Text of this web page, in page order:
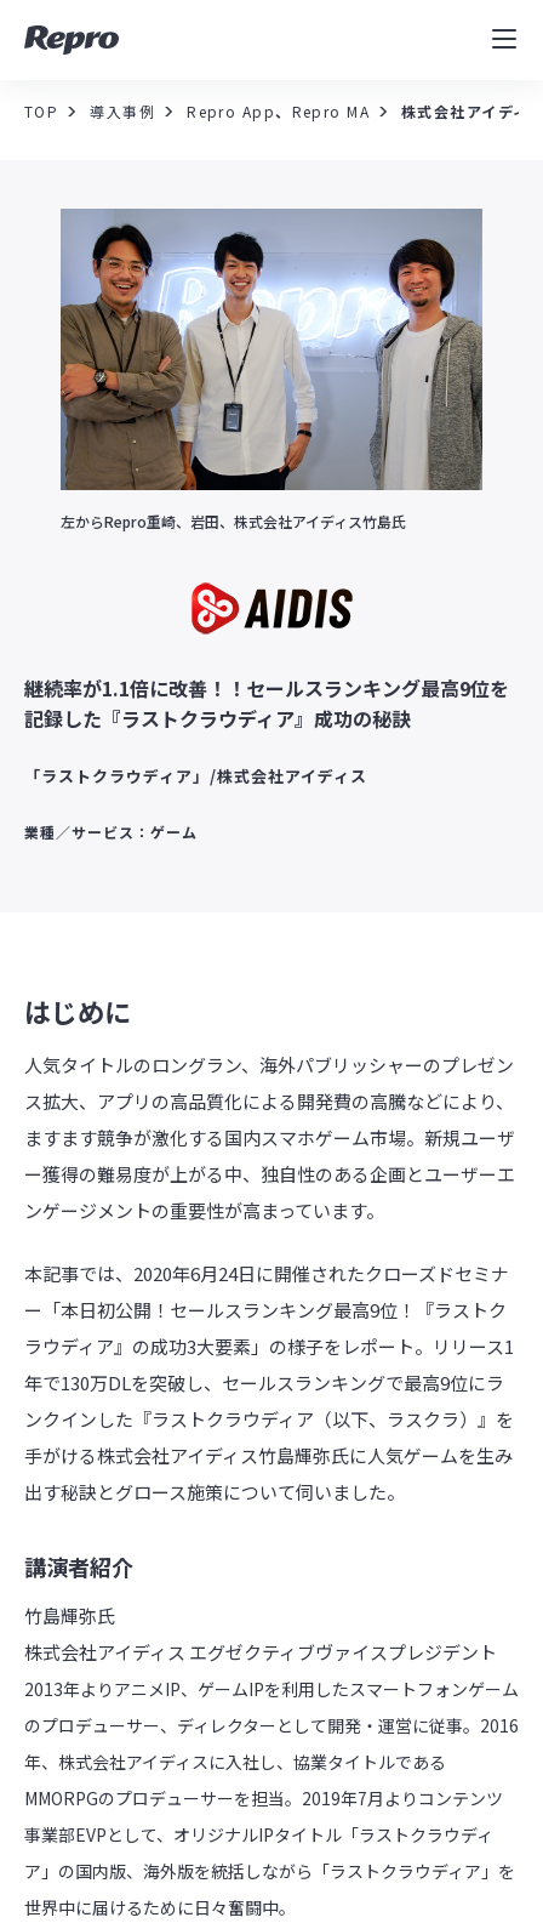
MAツール
セミナー／イベント
資料／コンテンツ
資料ダウンロード 料金・お問合せ
TOP 導入事例 Repro App、 Repro MA 株式会社アイディ
左からRepro重崎、岩田、株式会社アイディス竹島氏
継続率が1.1倍に改善！！セールスランキング最高9位を
記録した『ラストクラウディア』成功の秘訣
「ラストクラウディア」/株式会社アイディス
業種／サービス：ゲーム
はじめに
人気タイトルのロングラン、海外パブリッシャーのプレゼン
ス拡大、アプリの高品質化による開発費の高騰などにより、
ますます競争が激化する国内スマホゲーム市場。新規ユーザ
ー獲得の難易度が上がる中、独自性のある企画とユーザーエ
ンゲージメントの重要性が高まっています。
本記事では、2020年6月24日に開催されたクローズドセミナ
ー「本日初公開！セールスランキング最高9位！『ラストク
ラウディア』の成功3大要素」の様子をレポート。リリース1
年で130万DLを突破し、セールスランキングで最高9位にラ
ンクインした『ラストクラウディア（以下、ラスクラ）』を
手がける株式会社アイディス竹島輝弥氏に人気ゲームを生み
出す秘訣とグロース施策について伺いました。
講演者紹介
竹島輝弥氏
株式会社アイディス エグゼクティブヴァイスプレジデント
2013年よりアニメIP、ゲームIPを利用したスマートフォンゲーム
のプロデューサー、ディレクターとして開発・運営に従事。2016
年、株式会社アイディスに入社し、協業タイトルである
MMORPGのプロデューサーを担当。2019年7月よりコンテンツ
事業部EVPとして、オリジナルIPタイトル「ラストクラウディ
ア」の国内版、海外版を統括しながら「ラストクラウディア」を
世界中に届けるために日々奮闘中。